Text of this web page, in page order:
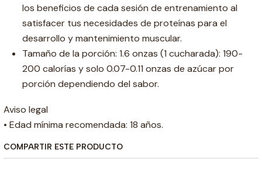
los beneficios de cada sesión de entrenamiento al
satisfacer tus necesidades de proteínas para el
desarrollo y mantenimiento muscular.
Tamaño de la porción: 1.6 onzas (1 cucharada): 190-
200 calorías y solo 0.07-0.11 onzas de azúcar por
porción dependiendo del sabor.
Aviso legal
• Edad mínima recomendada: 18 años.
COMPARTIR ESTE PRODUCTO